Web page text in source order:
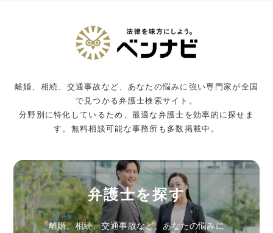
離婚、相続、交通事故など、あなたの悩みに強い専門家が全国
で見つかる弁護士検索サイト。
分野別に特化しているため、最適な弁護士を効率的に探せま
す。無料相談可能な事務所も多数掲載中。
弁護士を探す
離婚、相続、交通事故など、あなたの悩みに